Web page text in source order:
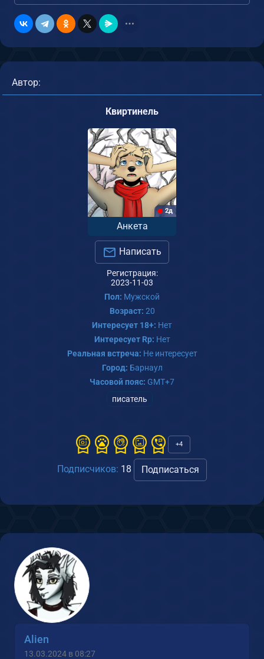
Автор:
Квиртинель
2д
Анкета
Написать
Регистрация:
2023-11-03
Пол: Мужской
Возраст: 20
Интересует 18+: Нет
Интересует Rp: Нет
Реальная встреча: Не интересует
Город: Барнаул
Часовой пояс: GMT+7
писатель
+4
Подписчиков: 18 Подписаться
Alien
13.03.2024 в 08:27